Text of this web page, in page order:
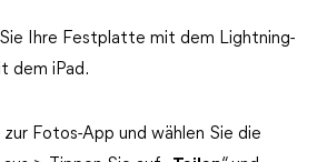
Ihre Festplatte mit dem Lightning-
dem iPad.
Fotos-App und wählen Sie die